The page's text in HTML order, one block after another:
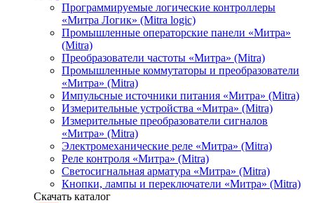
Программируемые логические контроллеры
«Митра Логик» (Mitra logic)
Промышленные операторские панели «Митра»
(Mitra)
Преобразователи частоты «Митра» (Mitra)
Промышленные коммутаторы и преобразователи
«Митра» (Mitra)
Импульсные источники питания «Митра» (Mitra)
Измерительные устройства «Митра» (Mitra)
Измерительные преобразователи сигналов
«Митра» (Mitra)
Электромеханические реле «Митра» (Mitra)
Реле контроля «Митра» (Mitra)
Светосигнальная арматура «Митра» (Mitra)
Кнопки, лампы и переключатели «Митра» (Mitra)
Скачать каталог